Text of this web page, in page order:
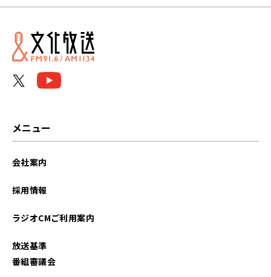
メニュー
会社案内
採用情報
ラジオCMご利用案内
放送基準
番組審議会